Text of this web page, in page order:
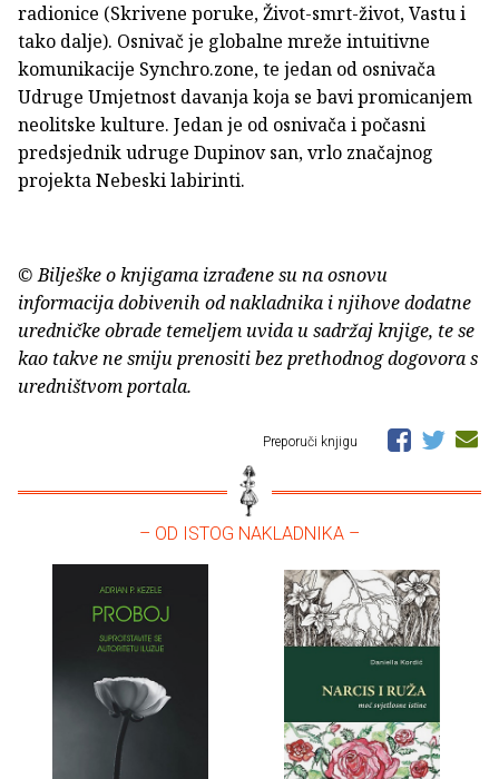
radionice (Skrivene poruke, Život-smrt-život, Vastu i
tako dalje). Osnivač je globalne mreže intuitivne
komunikacije Synchro.zone, te jedan od osnivača
Udruge Umjetnost davanja koja se bavi promicanjem
neolitske kulture. Jedan je od osnivača i počasni
predsjednik udruge Dupinov san, vrlo značajnog
projekta Nebeski labirinti.
© Bilješke o knjigama izrađene su na osnovu
informacija dobivenih od nakladnika i njihove dodatne
uredničke obrade temeljem uvida u sadržaj knjige, te se
kao takve ne smiju prenositi bez prethodnog dogovora s
uredništvom portala.
Preporuči knjigu
– OD ISTOG NAKLADNIKA –